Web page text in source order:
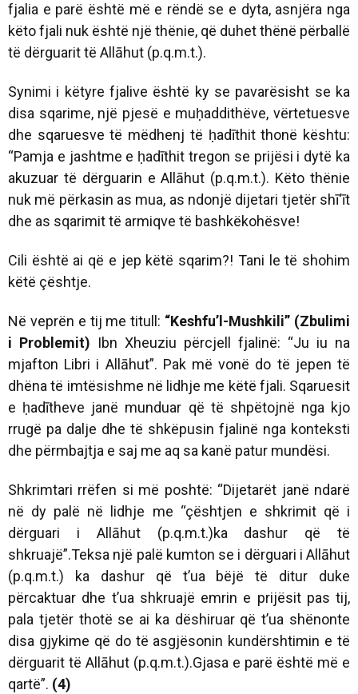
fjalia e parë është më e rëndë se e dyta, asnjëra nga
këto fjali nuk është një thënie, që duhet thënë përballë
të dërguarit të Allāhut (p.q.m.t.).
Synimi i këtyre fjalive është ky se pavarësisht se ka
disa sqarime, një pjesë e muḥaddithëve, vërtetuesve
dhe sqaruesve të mëdhenj të ḥadīthit thonë kështu:
“Pamja e jashtme e ḥadīthit tregon se prijësi i dytë ka
akuzuar të dërguarin e Allāhut (p.q.m.t.). Këto thënie
nuk më përkasin as mua, as ndonjë dijetari tjetër shī‘īt
dhe as sqarimit të armiqve të bashkëkohësve!
Cili është ai që e jep këtë sqarim?! Tani le të shohim
këtë çështje.
Në veprën e tij me titull: “Keshfu’l-Mushkili” (Zbulimi
i Problemit) Ibn Xheuziu përcjell fjalinë: “Ju iu na
mjafton Libri i Allāhut”. Pak më vonë do të jepen të
dhëna të imtësishme në lidhje me këtë fjali. Sqaruesit
e ḥadītheve janë munduar që të shpëtojnë nga kjo
rrugë pa dalje dhe të shkëpusin fjalinë nga konteksti
dhe përmbajtja e saj me aq sa kanë patur mundësi.
Shkrimtari rrëfen si më poshtë: “Dijetarët janë ndarë
në dy palë në lidhje me “çështjen e shkrimit që i
dërguari i Allāhut (p.q.m.t.)ka dashur që të
shkruajë”.Teksa një palë kumton se i dërguari i Allāhut
(p.q.m.t.) ka dashur që t’ua bëjë të ditur duke
përcaktuar dhe t’ua shkruajë emrin e prijësit pas tij,
pala tjetër thotë se ai ka dëshiruar që t’ua shënonte
disa gjykime që do të asgjësonin kundërshtimin e të
dërguarit të Allāhut (p.q.m.t.).Gjasa e parë është më e
qartë”. (4)